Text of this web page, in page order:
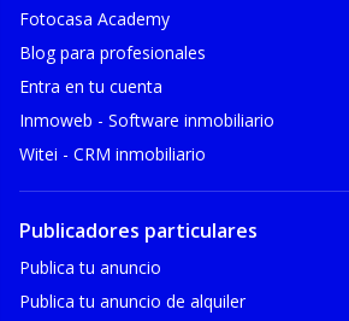
Fotocasa Academy
Blog para profesionales
Entra en tu cuenta
Inmoweb - Software inmobiliario
Witei - CRM inmobiliario
Publicadores particulares
Publica tu anuncio
Publica tu anuncio de alquiler